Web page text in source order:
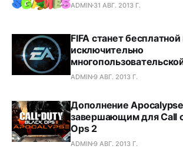
ADMIN 31 АВГ. 2013 Г.
FIFA станет бесплатной
исключительно
ADMIN9 АВГ. 2013 Г.
Дополнение
завершающим для Call
Ops 2
ADMIN9 АВГ. 2013 Г.